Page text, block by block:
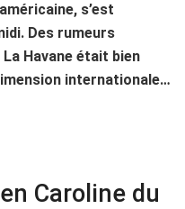
s’est
Des rumeurs
Havane était bien
internationale…
Caroline du